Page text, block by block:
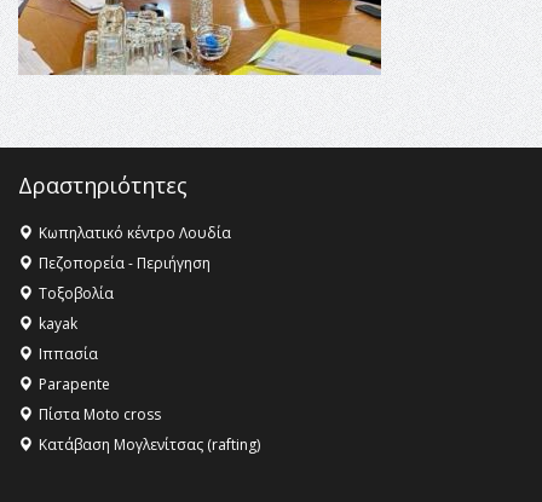
16:18 -ΕΝΟΡΙΑΚΕΣ ΚΑΛΟΚΑΙΡΙΝΕΣ ΔΡΑΣΕΙΣ ΓΙΑ ΠΑΙΔΙΑ
ΣΤΗΝ ΕΔΕΣΣΑ
Δραστηριότητες
Κωπηλατικό κέντρο Λουδία
Πεζοπορεία - Περιήγηση
Τοξοβολία
kayak
Ιππασία
Parapente
Πίστα Moto cross
Κατάβαση Μογλενίτσας (rafting)